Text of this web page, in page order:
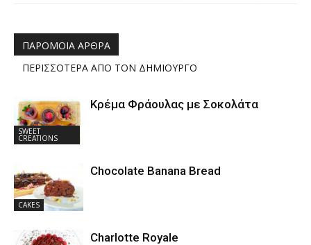
ΠΑΡΟΜΟΙΑ ΑΡΘΡΑ
ΠΕΡΙΣΣΟΤΕΡΑ ΑΠΟ ΤΟΝ ΔΗΜΙΟΥΡΓΟ
SWEET
CREATIONS
Κρέμα Φράουλας με Σοκολάτα
CAKES
Chocolate Banana Bread
Charlotte Royale